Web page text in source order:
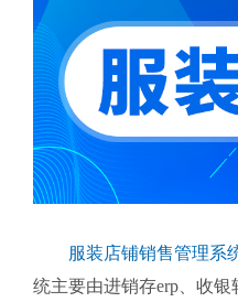
服装店铺销售管理系
统主要由进销存erp、收银